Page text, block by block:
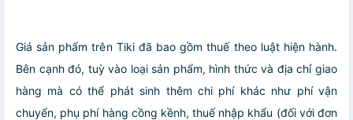
Giá sản phẩm trên Tiki đã bao gồm thuế theo luật hiện hành.
Bên cạnh đó, tuỳ vào loại sản phẩm, hình thức và địa chỉ giao
hàng mà có thể phát sinh thêm chi phí khác như phí vận
chuyển, phụ phí hàng cồng kềnh, thuế nhập khẩu (đối với đơn